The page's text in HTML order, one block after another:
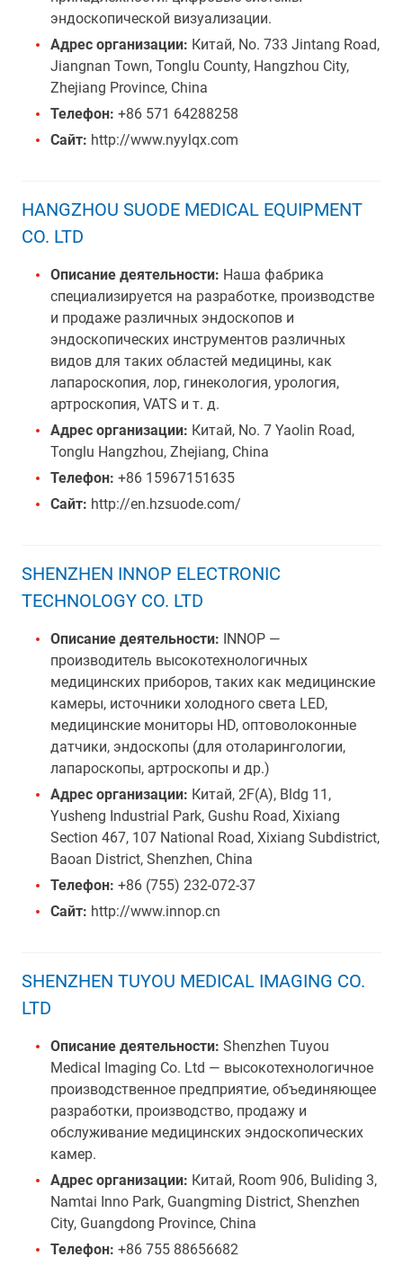
эндоскопической визуализации.
Адрес организации: Китай, No. 733 Jintang Road,
Jiangnan Town, Tonglu County, Hangzhou City,
Zhejiang Province, China
Телефон: +86 571 64288258
Сайт: http://www.nyylqx.com
HANGZHOU SUODE MEDICAL EQUIPMENT
CO. LTD
Описание деятельности: Наша фабрика
специализируется на разработке, производстве
и продаже различных эндоскопов и
эндоскопических инструментов различных
видов для таких областей медицины, как
лапароскопия, лор, гинекология, урология,
артроскопия, VATS и т. д.
Адрес организации: Китай, No. 7 Yaolin Road,
Tonglu Hangzhou, Zhejiang, China
Телефон: +86 15967151635
Сайт: http://en.hzsuode.com/
SHENZHEN INNOP ELECTRONIC
TECHNOLOGY CO. LTD
Описание деятельности: INNOP —
производитель высокотехнологичных
медицинских приборов, таких как медицинские
камеры, источники холодного света LED,
медицинские мониторы HD, оптоволоконные
датчики, эндоскопы (для отоларингологии,
лапароскопы, артроскопы и др.)
Адрес организации: Китай, 2F(A), Bldg 11,
Yusheng Industrial Park, Gushu Road, Xixiang
Section 467, 107 National Road, Xixiang Subdistrict,
Baoan District, Shenzhen, China
Телефон: +86 (755) 232-072-37
Сайт: http://www.innop.cn
SHENZHEN TUYOU MEDICAL IMAGING CO.
LTD
Описание деятельности: Shenzhen Tuyou
Medical Imaging Co. Ltd — высокотехнологичное
производственное предприятие, объединяющее
разработки, производство, продажу и
обслуживание медицинских эндоскопических
камер.
Адрес организации: Китай, Room 906, Buliding 3,
Namtai Inno Park, Guangming District, Shenzhen
City, Guangdong Province, China
Телефон: +86 755 88656682